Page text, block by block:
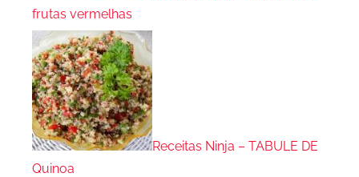
frutas vermelhas
Receitas Ninja – TABULE DE
Quinoa